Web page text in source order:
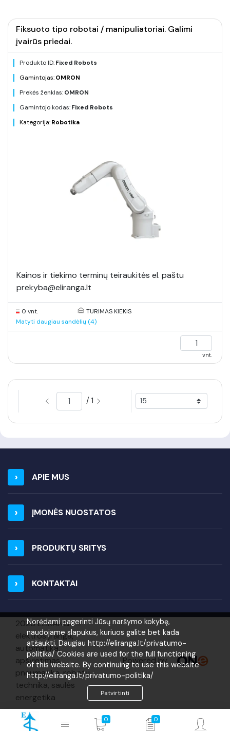
Norėdami pagerinti Jūsų naršymo kokybę,
naudojame slapukus, kuriuos galite bet kada
atšaukti. Daugiau http://eliranga.lt/privatumo-
politika/ Cookies are used for the full functioning
of this website. By continuing to use this website
http://eliranga.lt/privatumo-politika/
Patvirtinti
Fiksuoto tipo robotai / manipuliatoriai. Galimi
įvairūs priedai.
Produkto ID:Fixed Robots
Gamintojas:OMRON
Prekės ženklas:OMRON
Gamintojo kodas:Fixed Robots
Kategorija:Robotika
Kainos ir tiekimo terminų teiraukitės el. paštu
prekyba@eliranga.lt
0 vnt.
TURIMAS KIEKIS
Matyti daugiau sandėlių (4)
vnt.
/ 1
APIE MUS
ĮMONĖS NUOSTATOS
PRODUKTŲ SRITYS
KONTAKTAI
2026 ELIRANGA =
elektros įranga,
automatika,
apšvietimas,
pneumatika, robotų
technika, saulės
energetika
Powered by
0 0